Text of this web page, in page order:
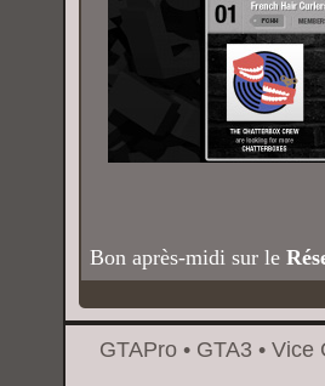
Bon après-midi sur le
GTAPro • GTA3 • Vice